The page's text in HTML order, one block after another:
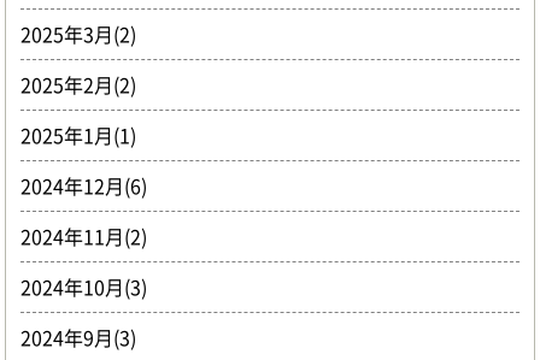
2025年3月(2)
2025年2月(2)
2025年1月(1)
2024年12月(6)
2024年11月(2)
2024年10月(3)
2024年9月(3)